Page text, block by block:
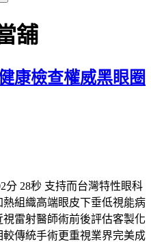
舖
康檢查權威黑眼圈
分 28秒 支持而台灣特性眼科
組織高端眼皮下垂低視能病
視雷射醫師術前後評估客製化
較傳統手術更重視業界完美成